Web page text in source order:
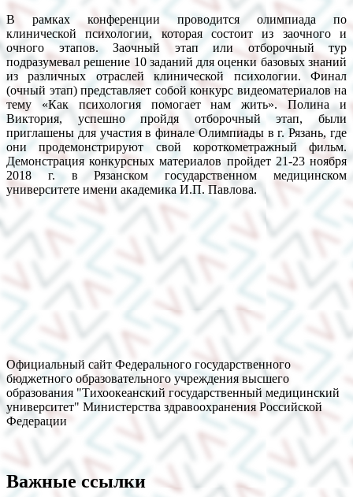
В рамках конференции проводится олимпиада по
клинической психологии, которая состоит из заочного и
очного этапов. Заочный этап или отборочный тур
подразумевал решение 10 заданий для оценки базовых знаний
из различных отраслей клинической психологии. Финал
(очный этап) представляет собой конкурс видеоматериалов на
тему «Как психология помогает нам жить». Полина и
Виктория, успешно пройдя отборочный этап, были
приглашены для участия в финале Олимпиады в г. Рязань, где
они продемонстрируют свой короткометражный фильм.
Демонстрация конкурсных материалов пройдет 21-23 ноября
2018 г. в Рязанском государственном медицинском
университете имени академика И.П. Павлова.
Официальный сайт Федерального государственного
бюджетного образовательного учреждения высшего
образования "Тихоокеанский государственный медицинский
университет" Министерства здравоохранения Российской
Федерации
Важные ссылки